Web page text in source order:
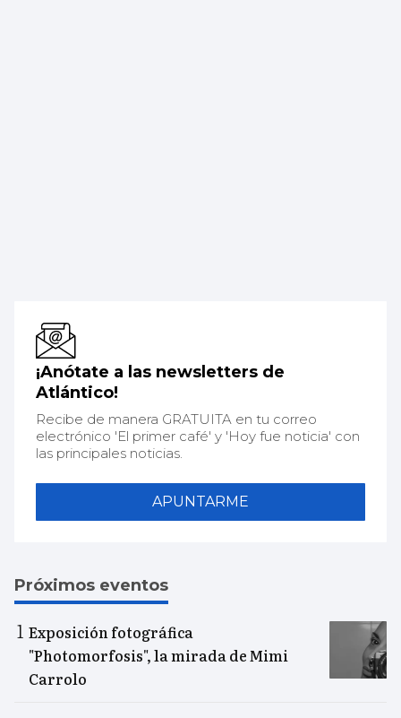
¡Anótate a las newsletters de
Atlántico!
Recibe de manera GRATUITA en tu correo
electrónico 'El primer café' y 'Hoy fue noticia' con
las principales noticias.
APUNTARME
Próximos eventos
Exposición fotográfica
"Photomorfosis", la mirada de Mimi
Carrolo